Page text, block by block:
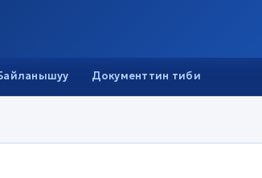
Документтин тиби